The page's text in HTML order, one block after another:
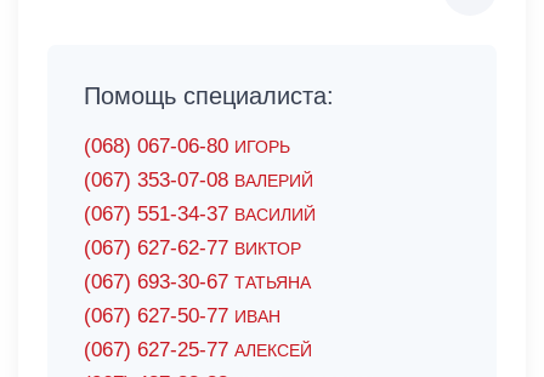
Помощь специалиста:
(068) 067-06-80 ИГОРЬ
(067) 353-07-08 ВАЛЕРИЙ
(067) 551-34-37 ВАСИЛИЙ
(067) 627-62-77 ВИКТОР
(067) 693-30-67 ТАТЬЯНА
(067) 627-50-77 ИВАН
(067) 627-25-77 АЛЕКСЕЙ